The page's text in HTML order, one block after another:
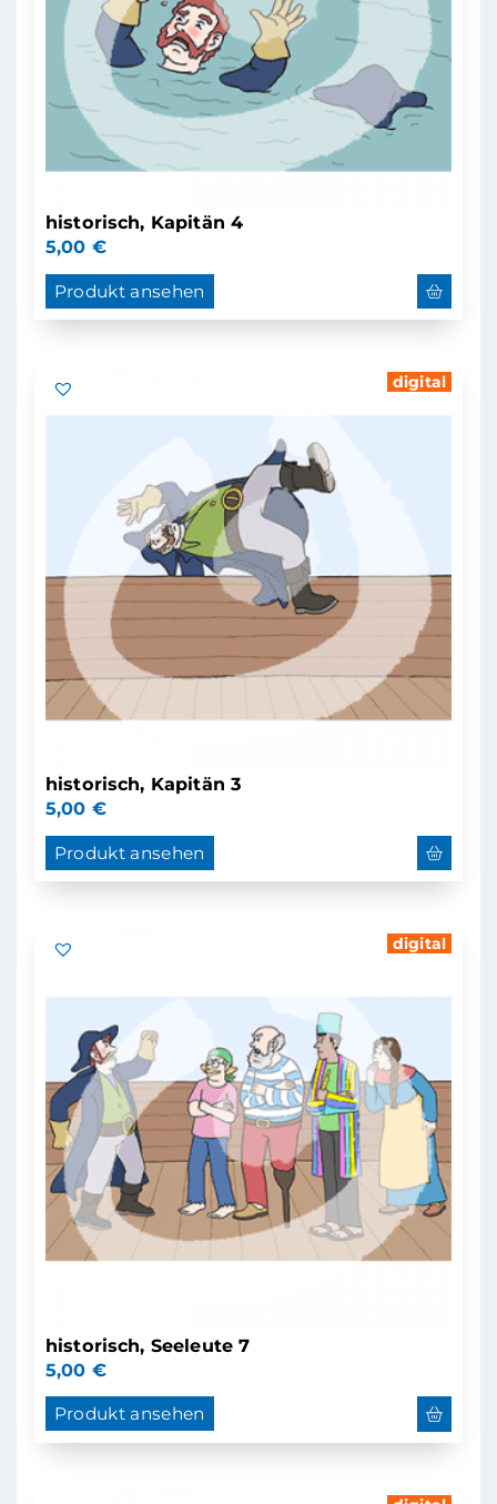
historisch, Kapitän 4
5,00 €
Produkt ansehen
digital
historisch, Kapitän 3
5,00 €
Produkt ansehen
digital
historisch, Seeleute 7
5,00 €
Produkt ansehen